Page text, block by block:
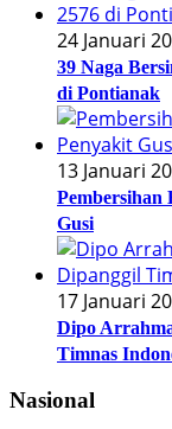
24 Januari
39 Naga
di Pontianak
13 Januari
Pembersihan
Gusi
17 Januari
Dipo
Timnas
Nasional